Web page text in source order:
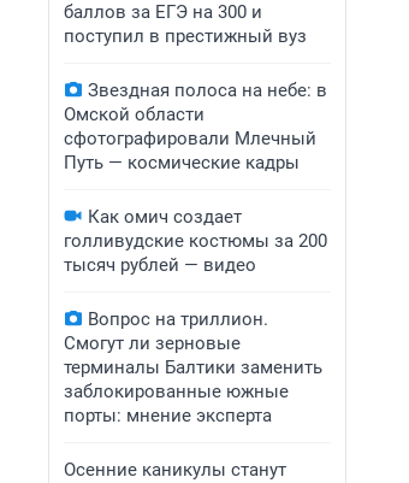
баллов за ЕГЭ на 300 и
поступил в престижный вуз
Звездная полоса на небе: в
Омской области
сфотографировали Млечный
Путь — космические кадры
Как омич создает
голливудские костюмы за 200
тысяч рублей — видео
Вопрос на триллион.
Смогут ли зерновые
терминалы Балтики заменить
заблокированные южные
порты: мнение эксперта
Осенние каникулы станут